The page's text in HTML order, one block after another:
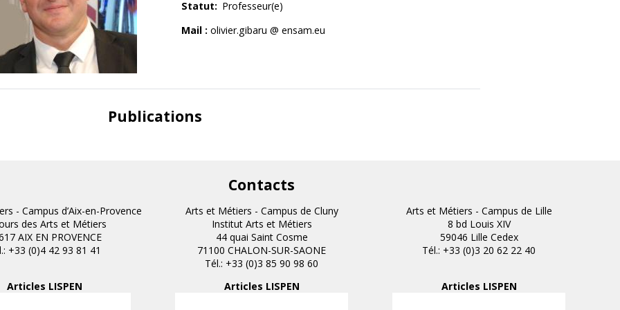
Statut
Professeur(e)
Mail : olivier.gibaru @ ensam.eu
Publications
Contacts
- Campus d’Aix-en-Provence
des Arts et Métiers
AIX EN PROVENCE
+33 (0)4 42 93 81 41
Articles LISPEN
Arts et Métiers - Campus de Cluny
Institut Arts et Métiers
44 quai Saint Cosme
71100 CHALON-SUR-SAONE
Tél.: +33 (0)3 85 90 98 60
Articles LISPEN
Arts et Métiers - Campus de Lille
8 bd Louis XIV
59046 Lille Cedex
Tél.: +33 (0)3 20 62 22 40
Articles LISPEN
Anciens projets